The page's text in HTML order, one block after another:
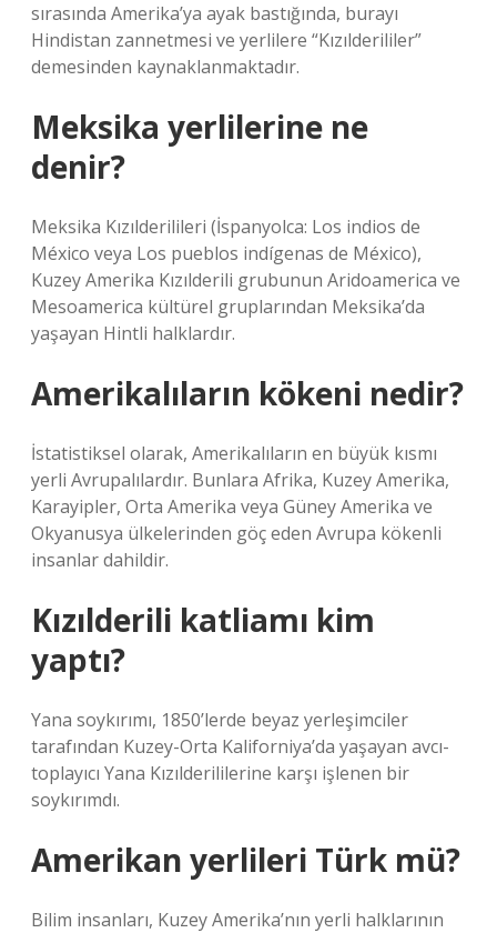
sırasında Amerika’ya ayak bastığında, burayı
Hindistan zannetmesi ve yerlilere “Kızılderililer”
demesinden kaynaklanmaktadır.
Meksika yerlilerine ne
denir?
Meksika Kızılderilileri (İspanyolca: Los indios de
México veya Los pueblos indígenas de México),
Kuzey Amerika Kızılderili grubunun Aridoamerica ve
Mesoamerica kültürel gruplarından Meksika’da
yaşayan Hintli halklardır.
Amerikalıların kökeni nedir?
İstatistiksel olarak, Amerikalıların en büyük kısmı
yerli Avrupalılardır. Bunlara Afrika, Kuzey Amerika,
Karayipler, Orta Amerika veya Güney Amerika ve
Okyanusya ülkelerinden göç eden Avrupa kökenli
insanlar dahildir.
Kızılderili katliamı kim
yaptı?
Yana soykırımı, 1850’lerde beyaz yerleşimciler
tarafından Kuzey-Orta Kaliforniya’da yaşayan avcı-
toplayıcı Yana Kızılderililerine karşı işlenen bir
soykırımdı.
Amerikan yerlileri Türk mü?
Bilim insanları, Kuzey Amerika’nın yerli halklarının